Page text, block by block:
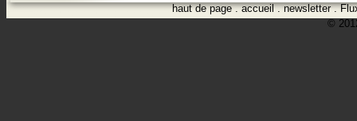
haut de page.accueil.newsletter.
©